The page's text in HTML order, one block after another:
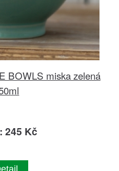
BOWLS miska zelená
245 Kč